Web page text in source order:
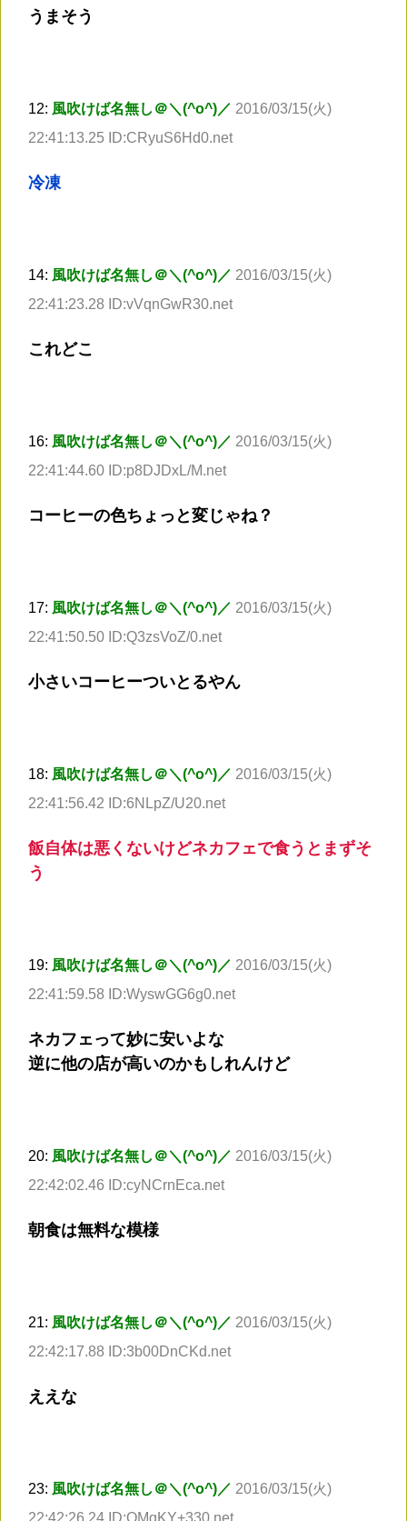
うまそう
12: 風吹けば名無し＠＼(^o^)／ 2016/03/15(火)
22:41:13.25 ID:CRyuS6Hd0.net
冷凍
14: 風吹けば名無し＠＼(^o^)／ 2016/03/15(火)
22:41:23.28 ID:vVqnGwR30.net
これどこ
16: 風吹けば名無し＠＼(^o^)／ 2016/03/15(火)
22:41:44.60 ID:p8DJDxL/M.net
コーヒーの色ちょっと変じゃね？
17: 風吹けば名無し＠＼(^o^)／ 2016/03/15(火)
22:41:50.50 ID:Q3zsVoZ/0.net
小さいコーヒーついとるやん
18: 風吹けば名無し＠＼(^o^)／ 2016/03/15(火)
22:41:56.42 ID:6NLpZ/U20.net
飯自体は悪くないけどネカフェで食うとまずそ
う
19: 風吹けば名無し＠＼(^o^)／ 2016/03/15(火)
22:41:59.58 ID:WyswGG6g0.net
ネカフェって妙に安いよな
逆に他の店が高いのかもしれんけど
20: 風吹けば名無し＠＼(^o^)／ 2016/03/15(火)
22:42:02.46 ID:cyNCrnEca.net
朝食は無料な模様
21: 風吹けば名無し＠＼(^o^)／ 2016/03/15(火)
22:42:17.88 ID:3b00DnCKd.net
ええな
23: 風吹けば名無し＠＼(^o^)／ 2016/03/15(火)